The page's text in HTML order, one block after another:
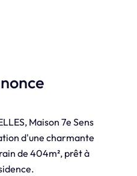
Maison 7e Sens
d'une charmante
de 404m², prêt à